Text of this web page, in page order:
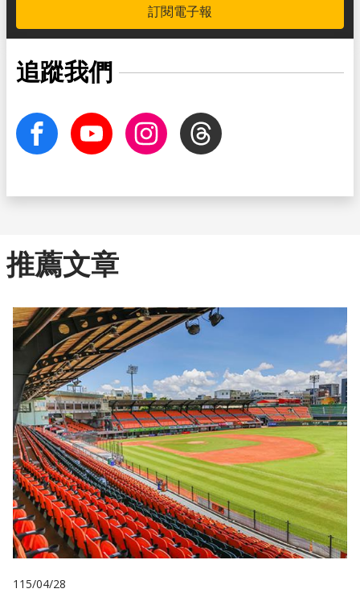
訂閱電子報
追蹤我們
facebook Youtube InstagramThreads
推薦文章
115/04/28